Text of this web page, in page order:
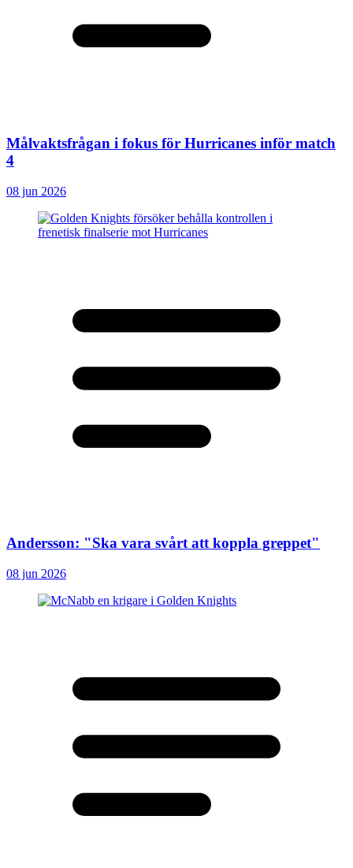
Målvaktsfrågan i fokus för Hurricanes inför match
4
08 jun 2026
Andersson: "Ska vara svårt att koppla greppet"
08 jun 2026